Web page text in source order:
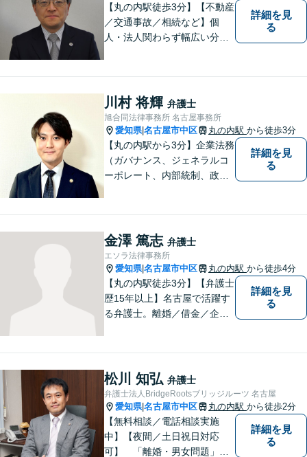
【丸の内駅徒歩3分】【不動産
／交通事故／相続など】個
人・法人関わらず幅広い分野
様のお望みの解決に導きま
す。まずはお気軽にご相談く
ださい！【完全個室対応】
詳細を見
る
川村 将輝 弁護士
旭合同法律事務所 名古屋事務所
愛知県|名古屋市中区 丸の内駅 から徒歩3分
【丸の内駅から3分】企業法務
（ガバナンス、ジェネラルコ
ーポレート、内部統制、政策
ど。個人・法人問わず、初め
ての方でもまずはご相談下さ
い。【ビデオ面談・メール相
談対応】
詳細を見
る
金澤 篤志 弁護士
エソラ法律事務所
愛知県|名古屋市中区 丸の内駅 から徒歩4分
【丸の内駅徒歩3分】【弁護士
歴15年以上】名古屋で活躍す
る弁護士。離婚／借金／企業
談ください。皆様の明るい未
来のため、日々精進して参り
ます。
詳細を見
る
松川 知弘 弁護士
弁護士法人BridgeRootsブリッジルーツ 名古屋
愛知県|名古屋市中区 丸の内駅 から徒歩2分
【無料相談／電話相談実施
中】【夜間／土日祝日対応
可】 「離婚・男女問題」
詳細を見
る